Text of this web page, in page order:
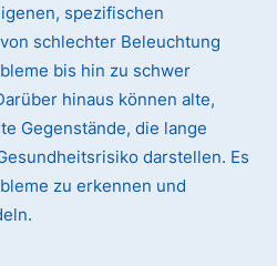
spezifischen
schlechter Beleuchtung
bis hin zu schwer
hinaus können alte,
Gegenstände, die lange
darstellen. Es
zu erkennen und